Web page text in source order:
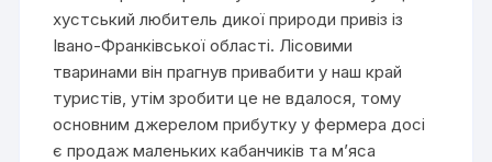
хустський любитель дикої природи привіз із
Івано-Франківської області. Лісовими
тваринами він прагнув привабити у наш край
туристів, утім зробити це не вдалося, тому
основним джерелом прибутку у фермера досі
є продаж маленьких кабанчиків та м’яса